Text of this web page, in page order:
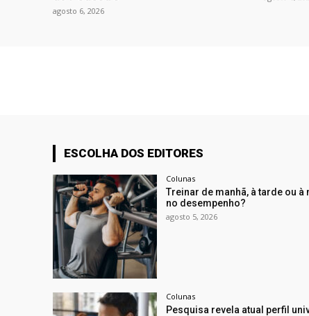
agosto 6, 2026
ESCOLHA DOS EDITORES
Colunas
Treinar de manhã, à tarde ou à
no desempenho?
agosto 5, 2026
Colunas
Pesquisa revela atual perfil